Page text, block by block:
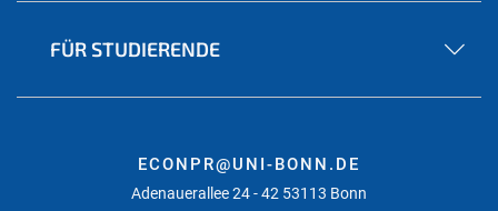
FÜR STUDIERENDE
ECONPR@UNI-BONN.DE
Adenauerallee 24 - 42 53113 Bonn